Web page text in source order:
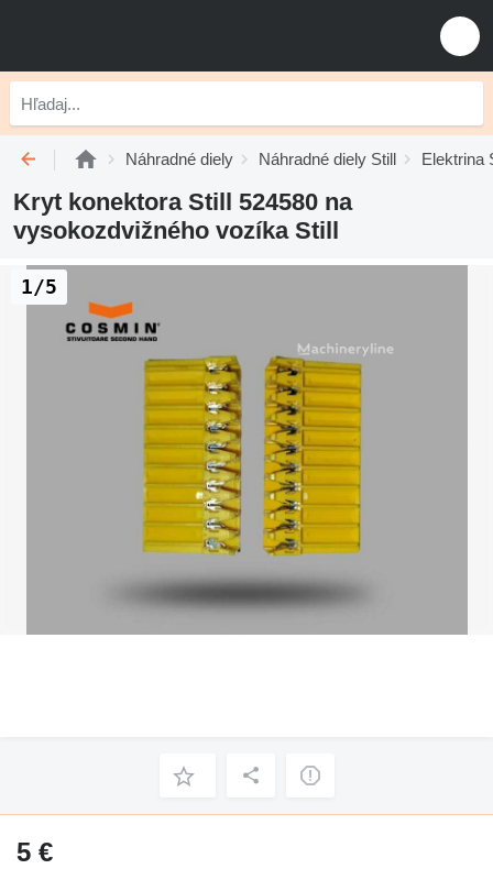
Náhradné diely Náhradné diely Still Elektrina
Kryt konektora Still 524580 na
vysokozdvižného vozíka Still
1/5
5 €